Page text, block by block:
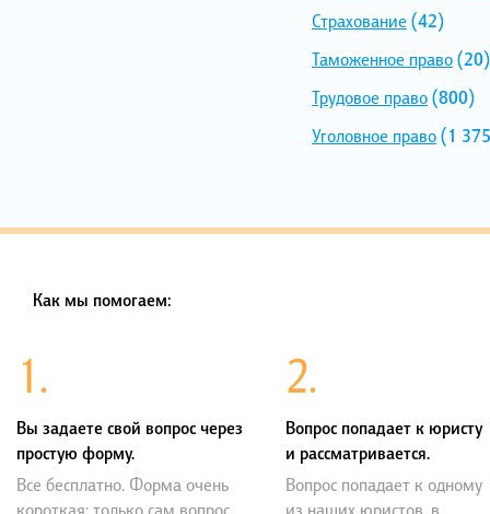
Страхование (42)
Таможенное право(20)
Трудовое право(800)
Уголовное право(1
Как мы помогаем:
1.
Вы задаете свой вопрос через
простую форму.
Все бесплатно. Форма очень
2.
Вопрос попадает к юристу
и рассматривается.
Вопрос попадает к одному